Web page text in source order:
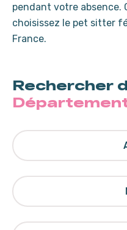
pendant votre absence.
choisissez le pet sitter
France.
Rechercher